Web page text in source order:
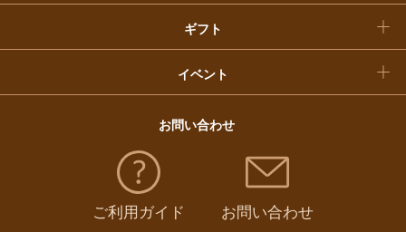
ギフト
イベント
お問い合わせ
ご利用ガイド お問い合わせ